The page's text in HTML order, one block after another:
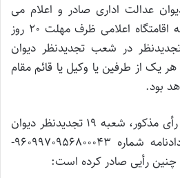
عدالت اداری صادر و اعلام می
دارد. رأی صادره با توجه به اقامتگاه اعلامی ظرف مهلت 20 روز
در شعب تجدیدنظر دیوان
یک از طرفین یا وکیل یا قائم مقام
بود.
در اثر تجدیدنظر خواهی از رأی مذکور، شعبه 19 تجدیدنظر دیوان
عدالت اداری به موجب دادنامه شماره 9609970956800043-